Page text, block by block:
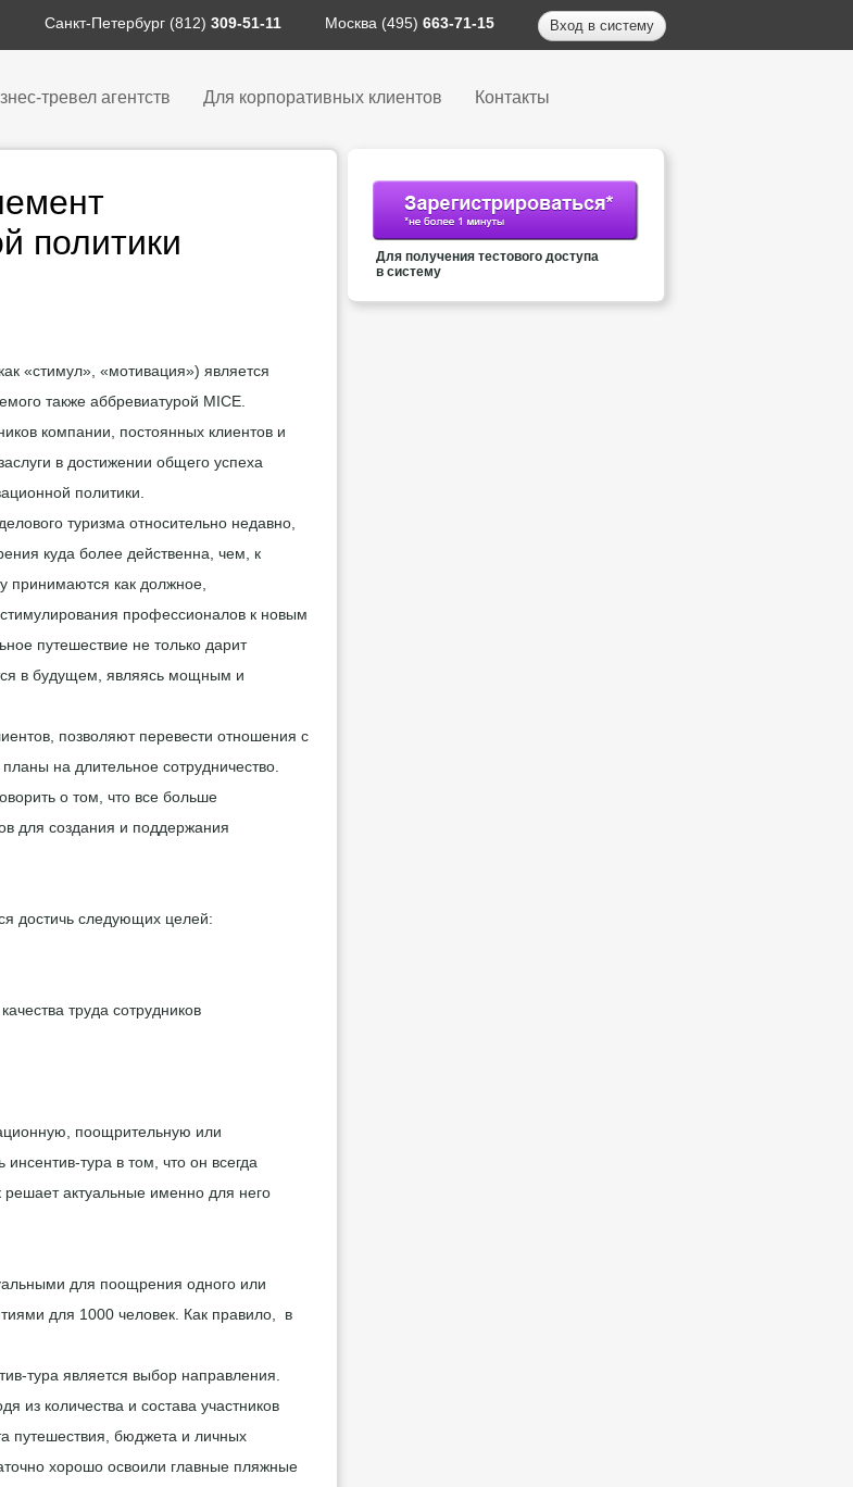
Вход в систему
Москва (495) 663-71-15
Санкт-Петербург (812) 309-51-11
тревел агентств Для корпоративных клиентов Контакты
Для получения тестового доступа
в систему
политики
«стимул», «мотивация») является
также аббревиатурой МIСЕ.
компании, постоянных клиентов и
в достижении общего успеха
политики.
туризма относительно недавно,
куда более действенна, чем, к
принимаются как должное,
профессионалов к новым
путешествие не только дарит
в будущем, являясь мощным и
позволяют перевести отношения с
на длительное сотрудничество.
о том, что все больше
для создания и поддержания
достичь следующих целей:
труда сотрудников
поощрительную или
инсентив-тура в том, что он всегда
решает актуальные именно для него
для поощрения одного или
для 1000 человек. Как правило, в
тура является выбор направления.
из количества и состава участников
путешествия, бюджета и личных
хорошо освоили главные пляжные